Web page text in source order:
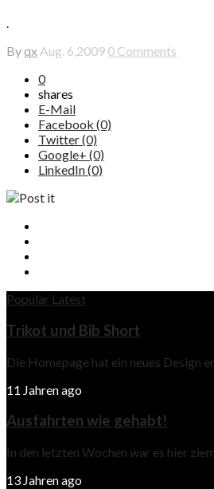
.
Byqx Aug. 6,2009 0 Comments
0
shares
E-Mail
Facebook (0)
Twitter (0)
Google+ (0)
LinkedIn (0)
Popular Latest
Trikot und Bib Short
Die Homepage hat ein neues Design
11 Jahren ago
Ausfahrten wie gehabt!
In den letzten Wochen war es hier
13 Jahren ago